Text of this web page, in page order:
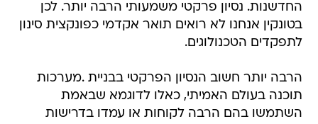
החדשנות. נסיון פרקטי משמעותי הרבה יותר. לכן
בטונקין אנחנו לא רואים תואר אקדמי כפונקצית סינון
לתפקדים הטכנולוגים.
הרבה יותר חשוב הנסיון הפרקטי בבניית .מערכות
תוכנה בעולם האמיתי, כאלו לדוגמא שבאמת
השתמשו בהם הרבה לקוחות או עמדו בדרישות